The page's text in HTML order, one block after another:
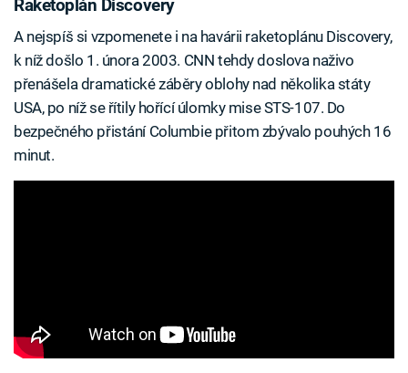
Raketoplán Discovery
A nejspíš si vzpomenete i na havárii raketoplánu Discovery,
k níž došlo 1. února 2003. CNN tehdy doslova naživo
přenášela dramatické záběry oblohy nad několika státy
USA, po níž se řítily hořící úlomky mise STS-107. Do
bezpečného přistání Columbie přitom zbývalo pouhých 16
minut.